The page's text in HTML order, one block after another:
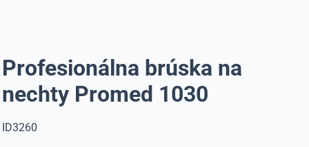
Profesionálna brúska na
nechty Promed 1030
ID3260